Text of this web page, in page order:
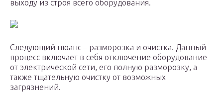
выходу из строя всего оборудования.
Следующий нюанс – разморозка и очистка. Данный
процесс включает в себя отключение оборудование
от электрической сети, его полную разморозку, а
также тщательную очистку от возможных
загрязнений.